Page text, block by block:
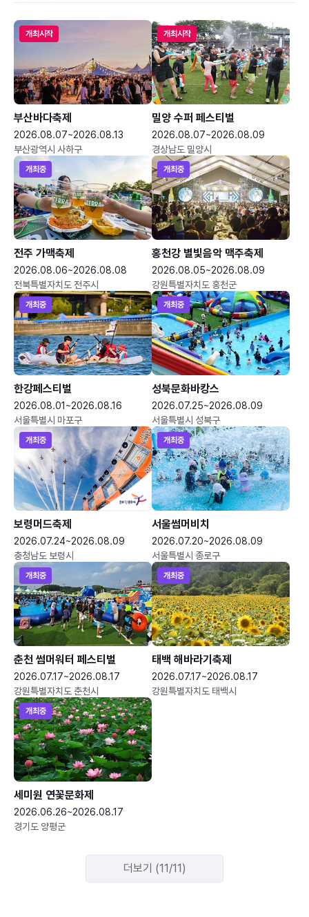
개최시작
부산바다축제
2026.08.07~2026.08.13
부산광역시 사하구
개최시작
밀양 수퍼 페스티벌
2026.08.07~2026.08.09
경상남도 밀양시
개최중
전주 가맥축제
2026.08.06~2026.08.08
전북특별자치도 전주시
개최중
홍천강 별빛음악 맥주축제
2026.08.05~2026.08.09
강원특별자치도 홍천군
개최중
한강페스티벌
2026.08.01~2026.08.16
서울특별시 마포구
개최중
성북문화바캉스
2026.07.25~2026.08.09
서울특별시 성북구
개최중
보령머드축제
2026.07.24~2026.08.09
충청남도 보령시
개최중
서울썸머비치
2026.07.20~2026.08.09
서울특별시 종로구
개최중
춘천 썸머워터 페스티벌
2026.07.17~2026.08.17
강원특별자치도 춘천시
개최중
태백 해바라기축제
2026.07.17~2026.08.17
강원특별자치도 태백시
개최중
세미원 연꽃문화제
2026.06.26~2026.08.17
경기도 양평군
더보기 (11/11)